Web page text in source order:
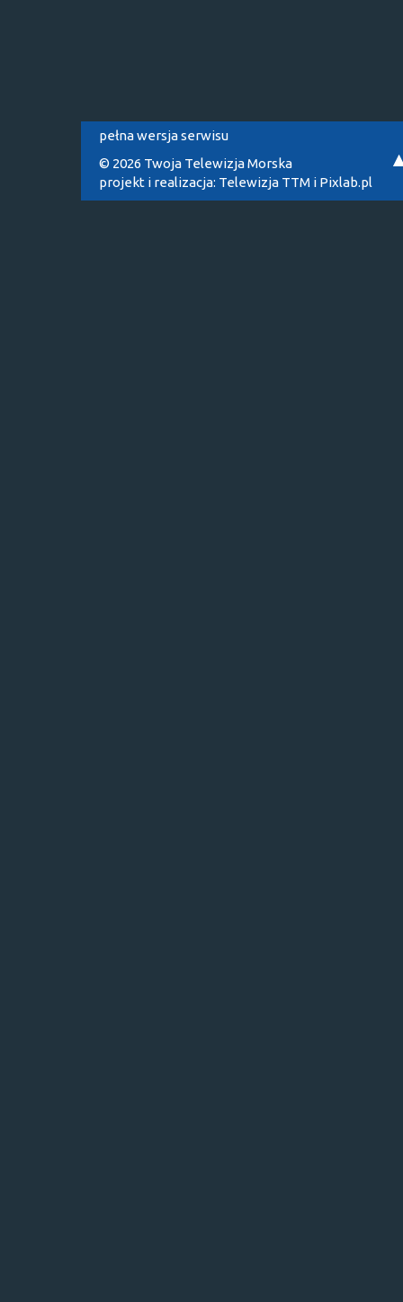
pełna wersja serwisu
© 2026 Twoja Telewizja Morska
projekt i realizacja: Telewizja TTM i Pixlab.pl